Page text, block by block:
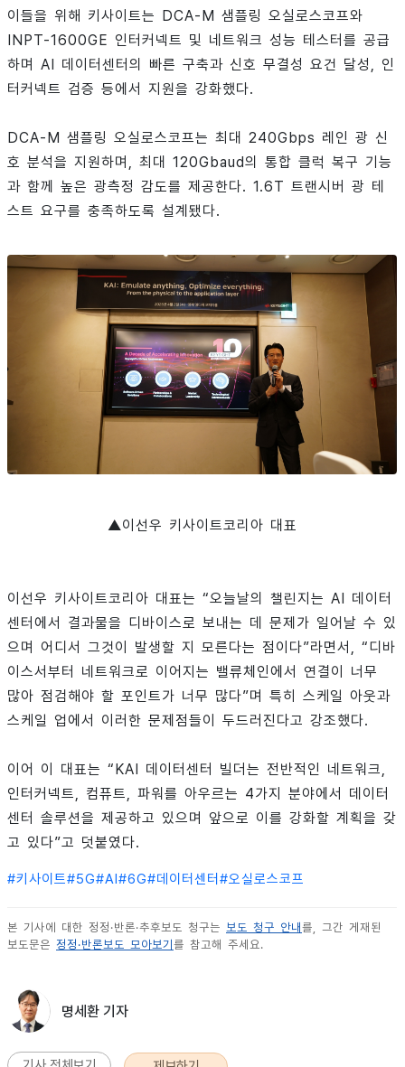
이들을 위해 키사이트는 DCA-M 샘플링 오실로스코프와
INPT-1600GE 인터커넥트 및 네트워크 성능 테스터를 공급
하며 AI 데이터센터의 빠른 구축과 신호 무결성 요건 달성, 인
터커넥트 검증 등에서 지원을 강화했다.
DCA-M 샘플링 오실로스코프는 최대 240Gbps 레인 광 신
호 분석을 지원하며, 최대 120Gbaud의 통합 클럭 복구 기능
과 함께 높은 광측정 감도를 제공한다. 1.6T 트랜시버 광 테
스트 요구를 충족하도록 설계됐다.
▲이선우 키사이트코리아 대표
이선우 키사이트코리아 대표는 “오늘날의 챌린지는 AI 데이터
센터에서 결과물을 디바이스로 보내는 데 문제가 일어날 수 있
으며 어디서 그것이 발생할 지 모른다는 점이다”라면서, “디바
이스서부터 네트워크로 이어지는 밸류체인에서 연결이 너무
많아 점검해야 할 포인트가 너무 많다”며 특히 스케일 아웃과
스케일 업에서 이러한 문제점들이 두드러진다고 강조했다.
이어 이 대표는 “KAI 데이터센터 빌더는 전반적인 네트워크,
인터커넥트, 컴퓨트, 파워를 아우르는 4가지 분야에서 데이터
센터 솔루션을 제공하고 있으며 앞으로 이를 강화할 계획을 갖
고 있다”고 덧붙였다.
#키사이트#5G#AI#6G#데이터센터 #오실로스코프
본 기사에 대한 정정·반론·추후보도 청구는 보도 청구 안내 를, 그간 게재된
보도문은 정정·반론보도 모아보기 를 참고해 주세요.
명세환 기자